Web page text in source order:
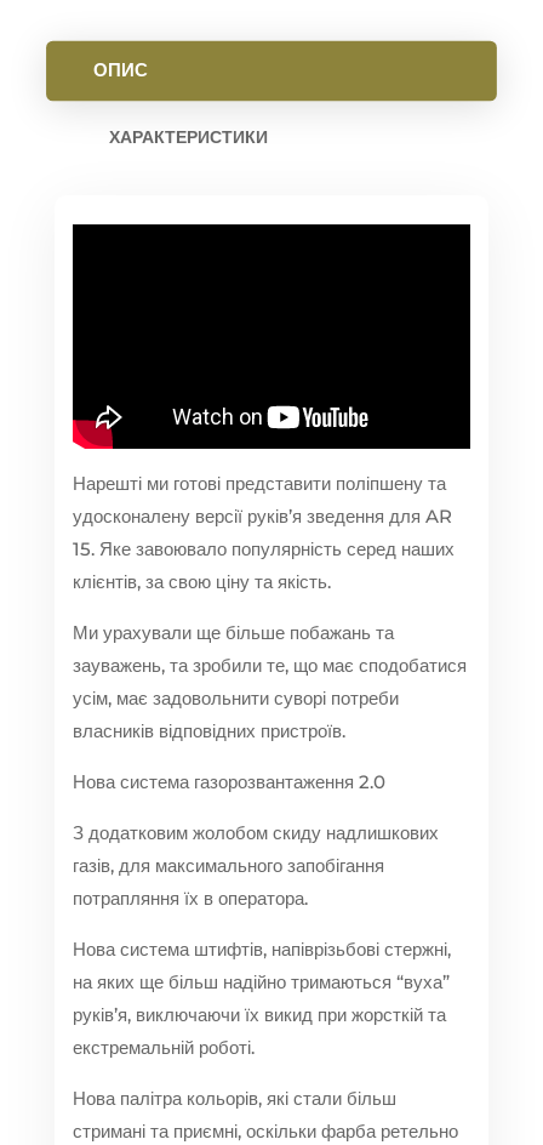
ОПИС
ХАРАКТЕРИСТИКИ
Нарешті ми готові представити поліпшену та
удосконалену версії руків’я зведення для AR
15. Яке завоювало популярність серед наших
клієнтів, за свою ціну та якість.
Ми урахували ще більше побажань та
зауважень, та зробили те, що має сподобатися
усім, має задовольнити суворі потреби
власників відповідних пристроїв.
Нова система газорозвантаження 2.0
З додатковим жолобом скиду надлишкових
газів, для максимального запобігання
потрапляння їх в оператора.
Нова система штифтів, напіврізьбові стержні,
на яких ще більш надійно тримаються “вуха”
руків’я, виключаючи їх викид при жорсткій та
екстремальній роботі.
Нова палітра кольорів, які стали більш
стримані та приємні, оскільки фарба ретельно